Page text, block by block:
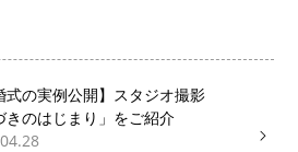
式の実例公開】スタジオ撮影
きのはじまり」をご紹介